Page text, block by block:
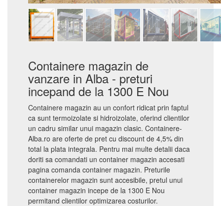
Containere magazin de
vanzare in Alba - preturi
incepand de la 1300 E Nou
Containere magazin au un confort ridicat prin faptul
ca sunt termoizolate si hidroizolate, oferind clientilor
un cadru similar unui magazin clasic. Containere-
Alba.ro are oferte de pret cu discount de 4,5% din
total la plata integrala. Pentru mai multe detalii daca
doriti sa comandati un container magazin accesati
pagina comanda container magazin. Preturile
containerelor magazin sunt accesibile, pretul unui
container magazin incepe de la 1300 E Nou
permitand clientilor optimizarea costurilor.